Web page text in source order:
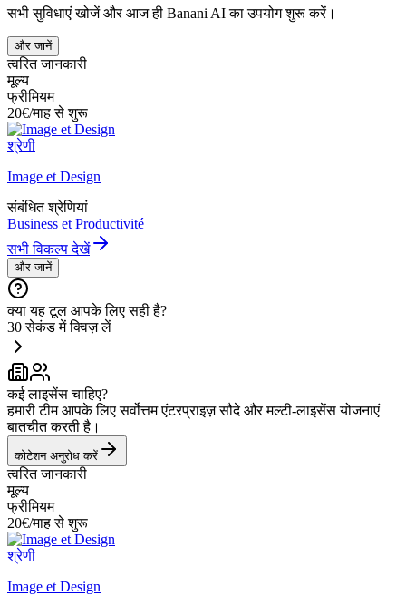
सभी सुविधाएं खोजें और आज ही Banani AI का उपयोग शुरू करें।
और जानें
त्वरित जानकारी
मूल्य
फ्रीमियम
20€/माह से शुरू
श्रेणी
Image et Design
संबंधित श्रेणियां
Business et Productivité
सभी विकल्प देखें
और जानें
क्या यह टूल आपके लिए सही है?
30 सेकंड में क्विज़ लें
कई लाइसेंस चाहिए?
हमारी टीम आपके लिए सर्वोत्तम एंटरप्राइज़ सौदे और मल्टी-लाइसेंस योजनाएं
बातचीत करती है।
कोटेशन अनुरोध करें
त्वरित जानकारी
मूल्य
फ्रीमियम
20€/माह से शुरू
श्रेणी
Image et Design